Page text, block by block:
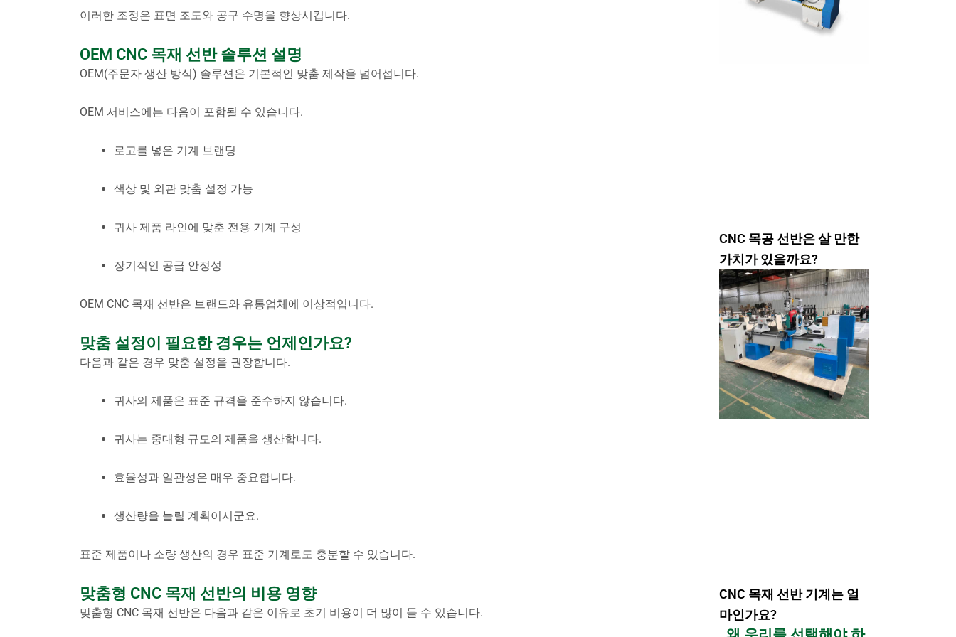
이러한 조정은 표면 조도와 공구 수명을 향상시킵니다.
OEM CNC 목재 선반 솔루션 설명
OEM(주문자 생산 방식) 솔루션은 기본적인 맞춤 제작을 넘어섭니다.
OEM 서비스에는 다음이 포함될 수 있습니다.
로고를 넣은 기계 브랜딩
색상 및 외관 맞춤 설정 가능
귀사 제품 라인에 맞춘 전용 기계 구성
장기적인 공급 안정성
OEM CNC 목재 선반은 브랜드와 유통업체에 이상적입니다.
맞춤 설정이 필요한 경우는 언제인가요?
다음과 같은 경우 맞춤 설정을 권장합니다.
귀사의 제품은 표준 규격을 준수하지 않습니다.
귀사는 중대형 규모의 제품을 생산합니다.
효율성과 일관성은 매우 중요합니다.
생산량을 늘릴 계획이시군요.
표준 제품이나 소량 생산의 경우 표준 기계로도 충분할 수 있습니다.
맞춤형 CNC 목재 선반의 비용 영향
맞춤형 CNC 목재 선반은 다음과 같은 이유로 초기 비용이 더 많이 들 수 있습니다.
CNC 목공 선반은 살 만한
가치가 있을까요?
CNC 목재 선반 기계는 얼
마인가요?